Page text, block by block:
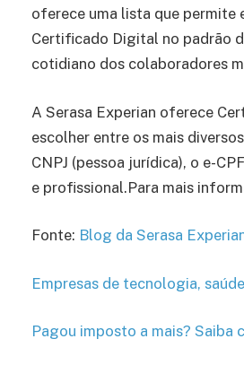
oferece uma lista que permite
Certificado Digital no padrão
cotidiano dos colaboradores
A Serasa Experian oferece
escolher entre os mais
CNPJ (pessoa jurídica), o e-
e profissional.Para mais
Fonte: Blog da Serasa
Empresas de tecnologia,
Pagou imposto a mais? Saiba